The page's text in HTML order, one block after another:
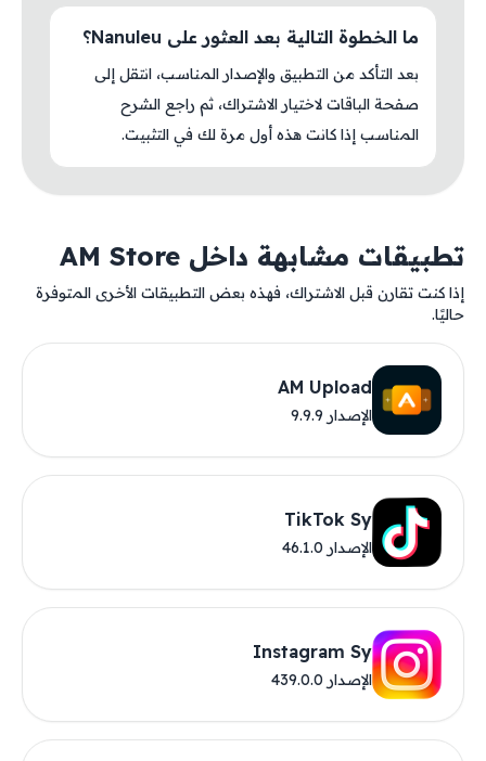
ما الخطوة التالية بعد العثور على Nanuleu؟
بعد التأكد من التطبيق والإصدار المناسب، انتقل إلى
صفحة الباقات لاختيار الاشتراك، ثم راجع الشرح
المناسب إذا كانت هذه أول مرة لك في التثبيت.
تطبيقات مشابهة داخل AM Store
إذا كنت تقارن قبل الاشتراك، فهذه بعض التطبيقات الأخرى المتوفرة
حاليًا.
AM Upload
الإصدار 9.9.9
TikTok Sy
الإصدار 46.1.0
Instagram Sy
الإصدار 439.0.0